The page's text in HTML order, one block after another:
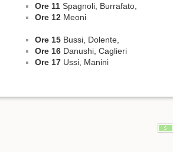
Ore 11 Spagnoli, Burrafato,
Ore 12 Meoni
Ore 15 Bussi, Dolente,
Ore 16 Danushi, Caglieri
Ore 17 Ussi, Manini